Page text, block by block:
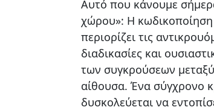
Αυτό που κάνουμε
χώρου»: Η κωδικοποίηση
περιορίζει τις
διαδικασίες και
των συγκρούσεων μεταξύ
αίθουσα. Ένα σύγχρονο
δυσκολεύεται να